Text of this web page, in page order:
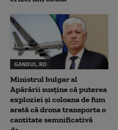
GANDUL.RO
Ministrul bulgar al
Apărării susține că puterea
exploziei și coloana de fum
arată că drona transporta o
cantitate semnificativă